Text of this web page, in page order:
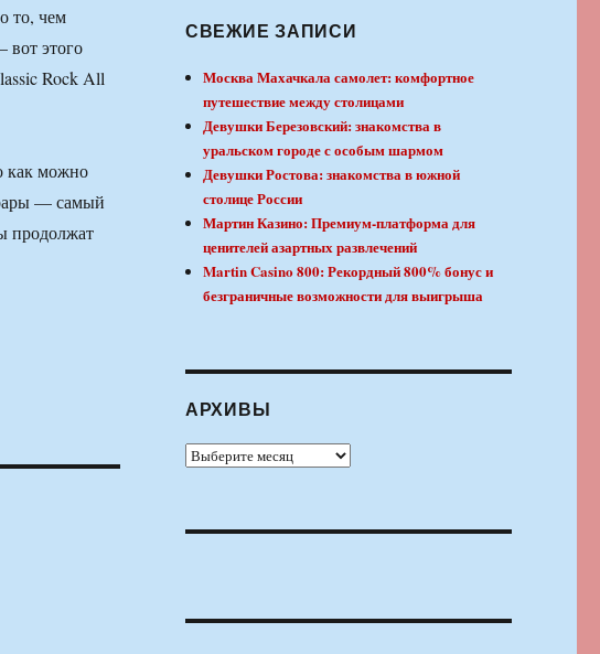
то, чем
вот этого
Rock All
как можно
— самый
продолжат
СВЕЖИЕ ЗАПИСИ
Москва Махачкала самолет: комфортное
путешествие между столицами
Девушки Березовский: знакомства в
уральском городе с особым шармом
Девушки Ростова: знакомства в южной
столице России
Мартин Казино: Премиум-платформа для
ценителей азартных развлечений
Martin Casino 800: Рекордный 800% бонус и
безграничные возможности для выигрыша
АРХИВЫ
Архивы